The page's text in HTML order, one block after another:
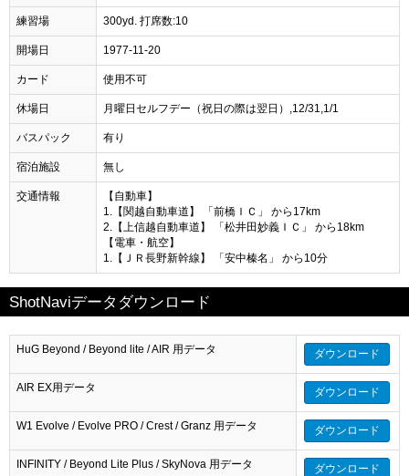
練習場 300yd. 打席数:10
開場日 1977-11-20
カード 使用不可
休場日 月曜日セルフデー（祝日の際は翌日）,12/31,1/1
バスパック 有り
宿泊施設 無し
交通情報
【自動車】
1.【関越自動車道】 「前橋ＩＣ」 から17km
2.【上信越自動車道】 「松井田妙義ＩＣ」 から18km
【電車・航空】
1.【ＪＲ長野新幹線】 「安中榛名」 から10分
ShotNaviデータダウンロード
HuG Beyond / Beyond lite / AIR 用データ ダウンロード
AIR EX用データ ダウンロード
W1 Evolve / Evolve PRO / Crest / Granz 用データ ダウンロード
INFINITY / Beyond Lite Plus / SkyNova 用データ ダウンロード